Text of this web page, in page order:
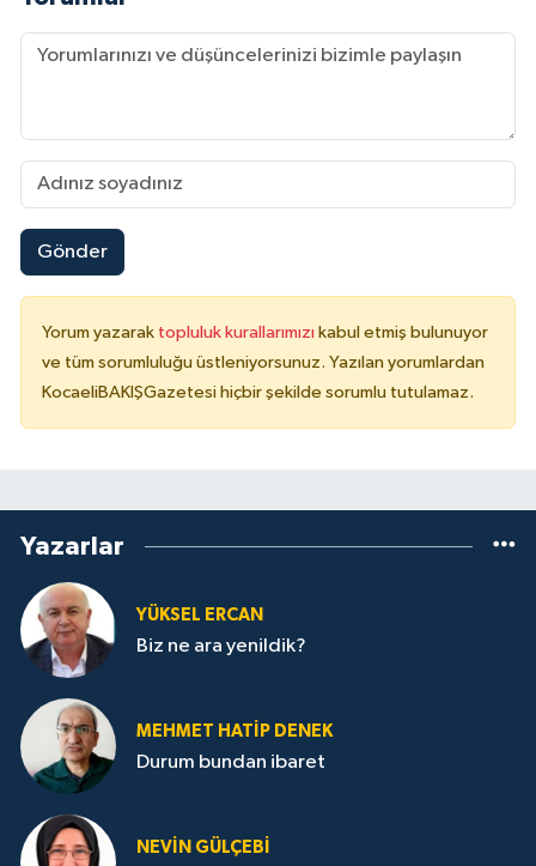
Gönder
Yorum yazarak topluluk kurallarımızı kabul etmiş bulunuyor
ve tüm sorumluluğu üstleniyorsunuz. Yazılan yorumlardan
KocaeliBAKIŞGazetesi hiçbir şekilde sorumlu tutulamaz.
Yazarlar
YÜKSEL ERCAN
Biz ne ara yenildik?
MEHMET HATİP DENEK
Durum bundan ibaret
NEVİN GÜLÇEBİ